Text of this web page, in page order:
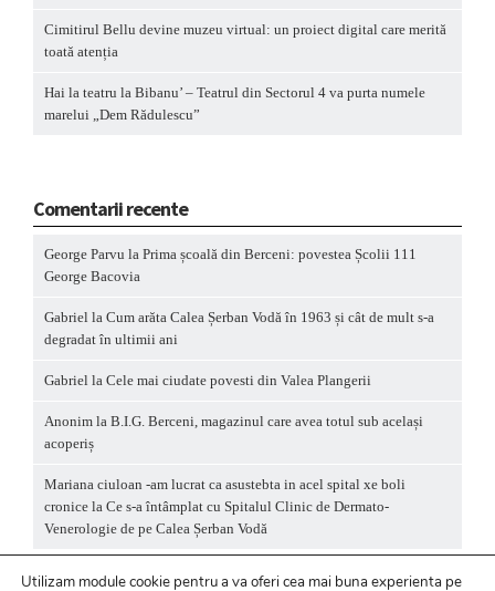
Cimitirul Bellu devine muzeu virtual: un proiect digital care merită
toată atenția
Hai la teatru la Bibanu’ – Teatrul din Sectorul 4 va purta numele
marelui „Dem Rădulescu”
Comentarii recente
George Parvu la Prima școală din Berceni: povestea Școlii 111
George Bacovia
Gabriel la Cum arăta Calea Șerban Vodă în 1963 și cât de mult s-a
degradat în ultimii ani
Gabriel la Cele mai ciudate povesti din Valea Plangerii
Anonim la B.I.G. Berceni, magazinul care avea totul sub același
acoperiș
Mariana ciuloan -am lucrat ca asustebta in acel spital xe boli
cronice la Ce s-a întâmplat cu Spitalul Clinic de Dermato-
Venerologie de pe Calea Șerban Vodă
Utilizam module cookie pentru a va oferi cea mai buna experienta pe